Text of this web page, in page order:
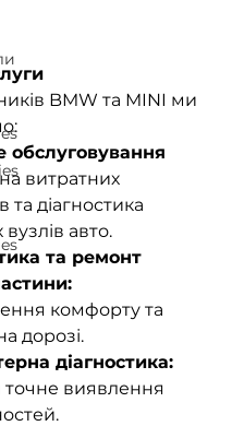
BMW та MINI ми
обслуговування
витратних
та діагностика
авто.
та ремонт
комфорту та
дорозі.
діагностика:
виявлення